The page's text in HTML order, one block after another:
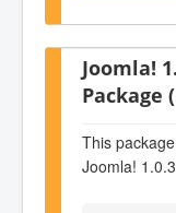
Joomla!
Package
This
Joomla!